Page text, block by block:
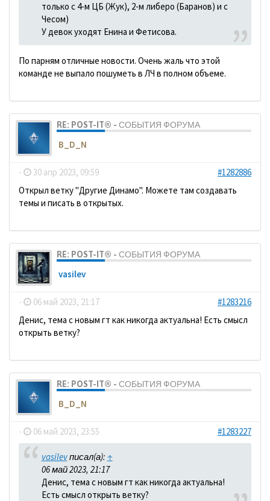
только с 4-м ЦБ (Жук), 2-м либеро (Баранов) и с
Чесом)
У девок уходят Енина и Фетисова.
По парням отличные новости. Очень жаль что этой
команде не выпало пошуметь в ЛЧ в полном объеме.
RE: POST-IT® - СОБЫТИЯ ФОРУМА
B_D_N
- 30 апр 2023, 09:59
#1282886
Открыл ветку "Другие Динамо". Можете там создавать
темы и писать в открытых.
RE: POST-IT® - СОБЫТИЯ ФОРУМА
vasilev
- 06 май 2023, 21:17
#1283216
Денис, тема с новым гт как никогда актуальна! Есть смысл
открыть ветку?
RE: POST-IT® - СОБЫТИЯ ФОРУМА
B_D_N
- 06 май 2023, 23:55 #1283227
vasilevписал(а): ↑
06 май 2023, 21:17
Денис, тема с новым гт как никогда актуальна!
Есть смысл открыть ветку?